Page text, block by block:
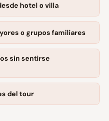
hotel o villa
o grupos familiares
sin sentirse
del tour